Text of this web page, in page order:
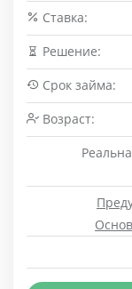
Cтавка:
Решение:
Срок займа:
Возраст: